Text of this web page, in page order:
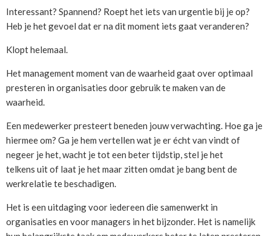
Interessant? Spannend? Roept het iets van urgentie bij je op?
Heb je het gevoel dat er na dit moment iets gaat veranderen?
Klopt helemaal.
Het management moment van de waarheid gaat over optimaal
presteren in organisaties door gebruik te maken van de
waarheid.
Een medewerker presteert beneden jouw verwachting. Hoe ga je
hiermee om? Ga je hem vertellen wat je er écht van vindt of
negeer je het, wacht je tot een beter tijdstip, stel je het
telkens uit of laat je het maar zitten omdat je bang bent de
werkrelatie te beschadigen.
Het is een uitdaging voor iedereen die samenwerkt in
organisaties en voor managers in het bijzonder. Het is namelijk